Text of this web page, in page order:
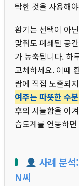
탁한 것을 사용해
환기는 선택이 아
맞춰도 폐쇄된 공
가 농축됩니다. 하
교체하세요. 이때
람에 직접 노출되
여주는 따뜻한 수
후의 서늘함을 이
습도계를 연동하
사례 분
N씨